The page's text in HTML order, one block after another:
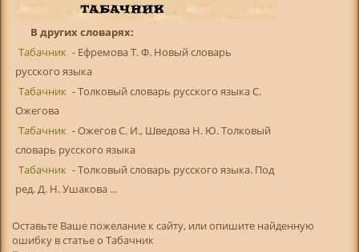
В других словарях:
Табачник - Ефремова Т. Ф. Новый словарь
русского языка
Табачник - Толковый словарь русского языка С.
Ожегова
Табачник - Ожегов С. И., Шведова Н. Ю. Толковый
словарь русского языка
Табачник - Толковый словарь русского языка. Под
ред. Д. Н. Ушакова ...
Оставьте Ваше пожелание к сайту, или опишите найденную
ошибку в статье о Табачник